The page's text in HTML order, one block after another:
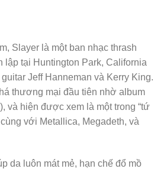
Slayer là một ban nhạc thrash
lập tại Huntington Park, California
Jeff Hanneman và Kerry King.
thương mại đầu tiên nhờ album
và hiện được xem là một trong “tứ
với Metallica, Megadeth, và
da luôn mát mẻ, hạn chế đổ mồ